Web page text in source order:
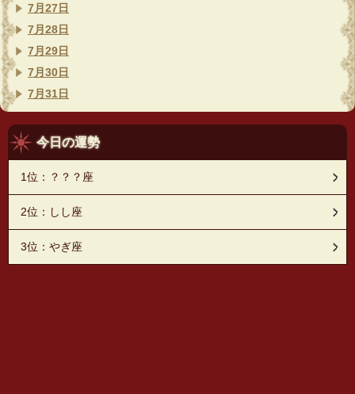
7月27日
7月28日
7月29日
7月30日
7月31日
今日の運勢
1位：？？？座
2位：しし座
3位：やぎ座